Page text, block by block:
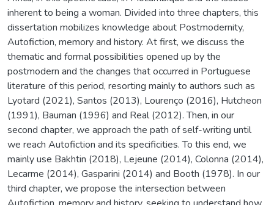
inherent to being a woman. Divided into three chapters, this
dissertation mobilizes knowledge about Postmodernity,
Autofiction, memory and history. At first, we discuss the
thematic and formal possibilities opened up by the
postmodern and the changes that occurred in Portuguese
literature of this period, resorting mainly to authors such as
Lyotard (2021), Santos (2013), Lourenço (2016), Hutcheon
(1991), Bauman (1996) and Real (2012). Then, in our
second chapter, we approach the path of self-writing until
we reach Autofiction and its specificities. To this end, we
mainly use Bakhtin (2018), Lejeune (2014), Colonna (2014),
Lecarme (2014), Gasparini (2014) and Booth (1978). In our
third chapter, we propose the intersection between